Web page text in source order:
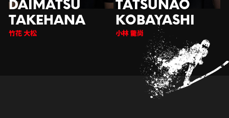
竹花 大松 小林 龍尚